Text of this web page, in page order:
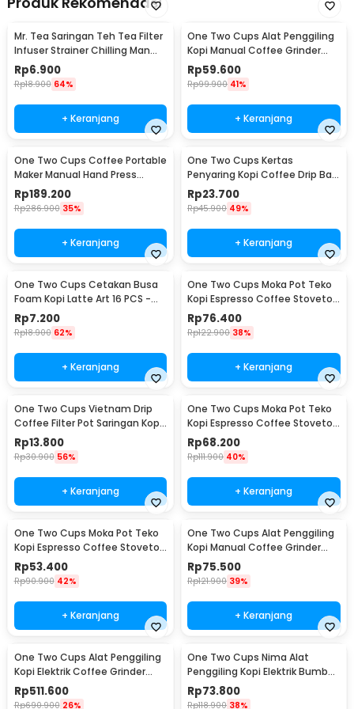
Mr. Tea Saringan Teh Tea Filter
Infuser Strainer Chilling Man
Silicon - MR03
Rp6.900
Rp18.900 64%
+ Keranjang
One Two Cups Alat Penggiling
Kopi Manual Coffee Grinder
Portable - WFCG9800
Rp59.600
Rp99.900 41%
+ Keranjang
One Two Cups Coffee Portable
Maker Manual Hand Press
Espresso 300ml - T35066
Rp189.200
Rp286.900 35%
+ Keranjang
One Two Cups Kertas
Penyaring Kopi Coffee Drip Bag
Paper Filter 50PCS - T111
Rp23.700
Rp45.900 49%
+ Keranjang
One Two Cups Cetakan Busa
Foam Kopi Latte Art 16 PCS -
JJYE01
Rp7.200
Rp18.900 62%
+ Keranjang
One Two Cups Moka Pot Teko
Kopi Espresso Coffee Stovetop
6 Cup 300ml - Z20
Rp76.400
Rp122.900 38%
+ Keranjang
One Two Cups Vietnam Drip
Coffee Filter Pot Saringan Kopi
180ml 8Q - LC1
Rp13.800
Rp30.900 56%
+ Keranjang
One Two Cups Moka Pot Teko
Kopi Espresso Coffee Stovetop
4 Cup 200ml - Z20
Rp68.200
Rp111.900 40%
+ Keranjang
One Two Cups Moka Pot Teko
Kopi Espresso Coffee Stovetop
2 Cup 100ml - Z20
Rp53.400
Rp90.900 42%
+ Keranjang
One Two Cups Alat Penggiling
Kopi Manual Coffee Grinder
Wood - 16290
Rp75.500
Rp121.900 39%
+ Keranjang
One Two Cups Alat Penggiling
Kopi Elektrik Coffee Grinder
Adjustable - 600N
Rp511.600
Rp690.900 26%
One Two Cups Nima Alat
Penggiling Kopi Elektrik Bumbu
Coffee Grinder - NM-8300
Rp73.800
Rp118.900 38%